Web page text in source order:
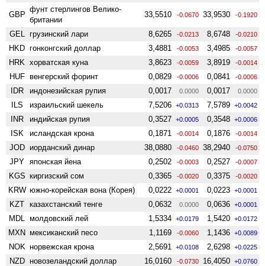
GBP
фунт стерлингов Велико­
британии
33,5510 -0.0670 33,9530 -0.1920
GEL грузинский лари 8,6265 -0.0213 8,6748 -0.0210
HKD гонконгский доллар 3,4881 -0.0053 3,4985 -0.0057
HRK хорватская куна 3,8623 -0.0059 3,8919 -0.0014
HUF венгерский форинт 0,0829 -0.0006 0,0841 -0.0006
IDR индонезийская рупия 0,0017 0.0000 0,0017 0.0000
ILS израильский шекель 7,5206 +0.0313 7,5789 +0.0042
INR индийская рупия 0,3527 +0.0005 0,3548 +0.0006
ISK исландская крона 0,1871 -0.0014 0,1876 -0.0014
JOD иорданский динар 38,0880 -0.0460 38,2940 -0.0750
JPY японская йена 0,2502 -0.0003 0,2527 -0.0007
KGS киргизский сом 0,3365 -0.0020 0,3375 -0.0020
KRW южно-корейская вона (Корея) 0,0222 +0.0001 0,0223 +0.0001
KZT казахстанский тенге 0,0632 0.0000 0,0636 +0.0001
MDL молдовский лей 1,5334 +0.0179 1,5420 +0.0172
MXN мексиканский песо 1,1169 -0.0060 1,1436 +0.0089
NOK норвежская крона 2,5691 +0.0108 2,6298 +0.0225
NZD ново­зеландский доллар 16,0160 -0.0730 16,4050 +0.0760